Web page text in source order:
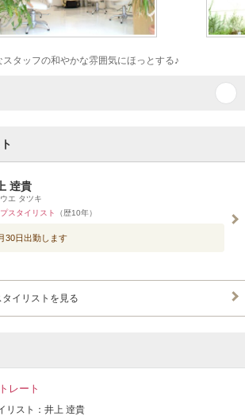
スタッフの和やかな雰囲気にほっとする♪
逹貴
エ タツキ
プスタイリスト
（歴10年）
30日出勤します
イリストを見る
レート
リスト：井上 逹貴